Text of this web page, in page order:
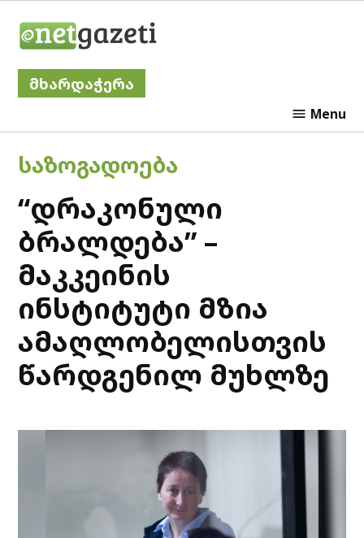
მხარდაჭერა
Menu
POSTED
ᲡᲐᲖᲝᲒᲐᲓᲝᲔᲑᲐ
“დრაკონული
ბრალდება” –
მაკკეინის
ინსტიტუტი მზია
ამაღლობელისთვის
წარდგენილ მუხლზე